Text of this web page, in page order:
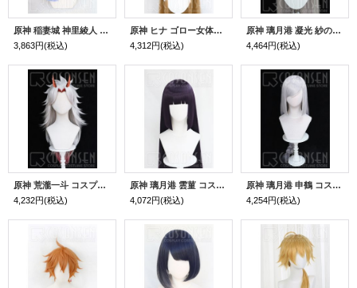
原神 稲妻城 神里綾人 コスプレウイッグ
3,863円(税込)
原神 ヒナ ゴロー女体化 コスプレウィッグ
4,312円(税込)
原神 璃月港 凝光 紗の幽蘭 コスプレウィッグ
4,464円(税込)
原神 荒瀧一斗 コスプレウィッグ 角なし
4,232円(税込)
原神 璃月港 雲菫 コスプレウィッグ
4,072円(税込)
原神 璃月港 申鶴 コスプレウィッグ
4,254円(税込)